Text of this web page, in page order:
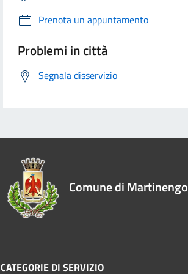
Prenota un appuntamento
Problemi in città
Segnala disservizio
Comune di Martinengo
CATEGORIE DI SERVIZIO